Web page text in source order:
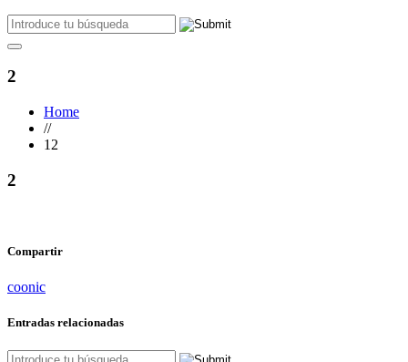
2
Home
//
12
2
Compartir
coonic
Entradas relacionadas